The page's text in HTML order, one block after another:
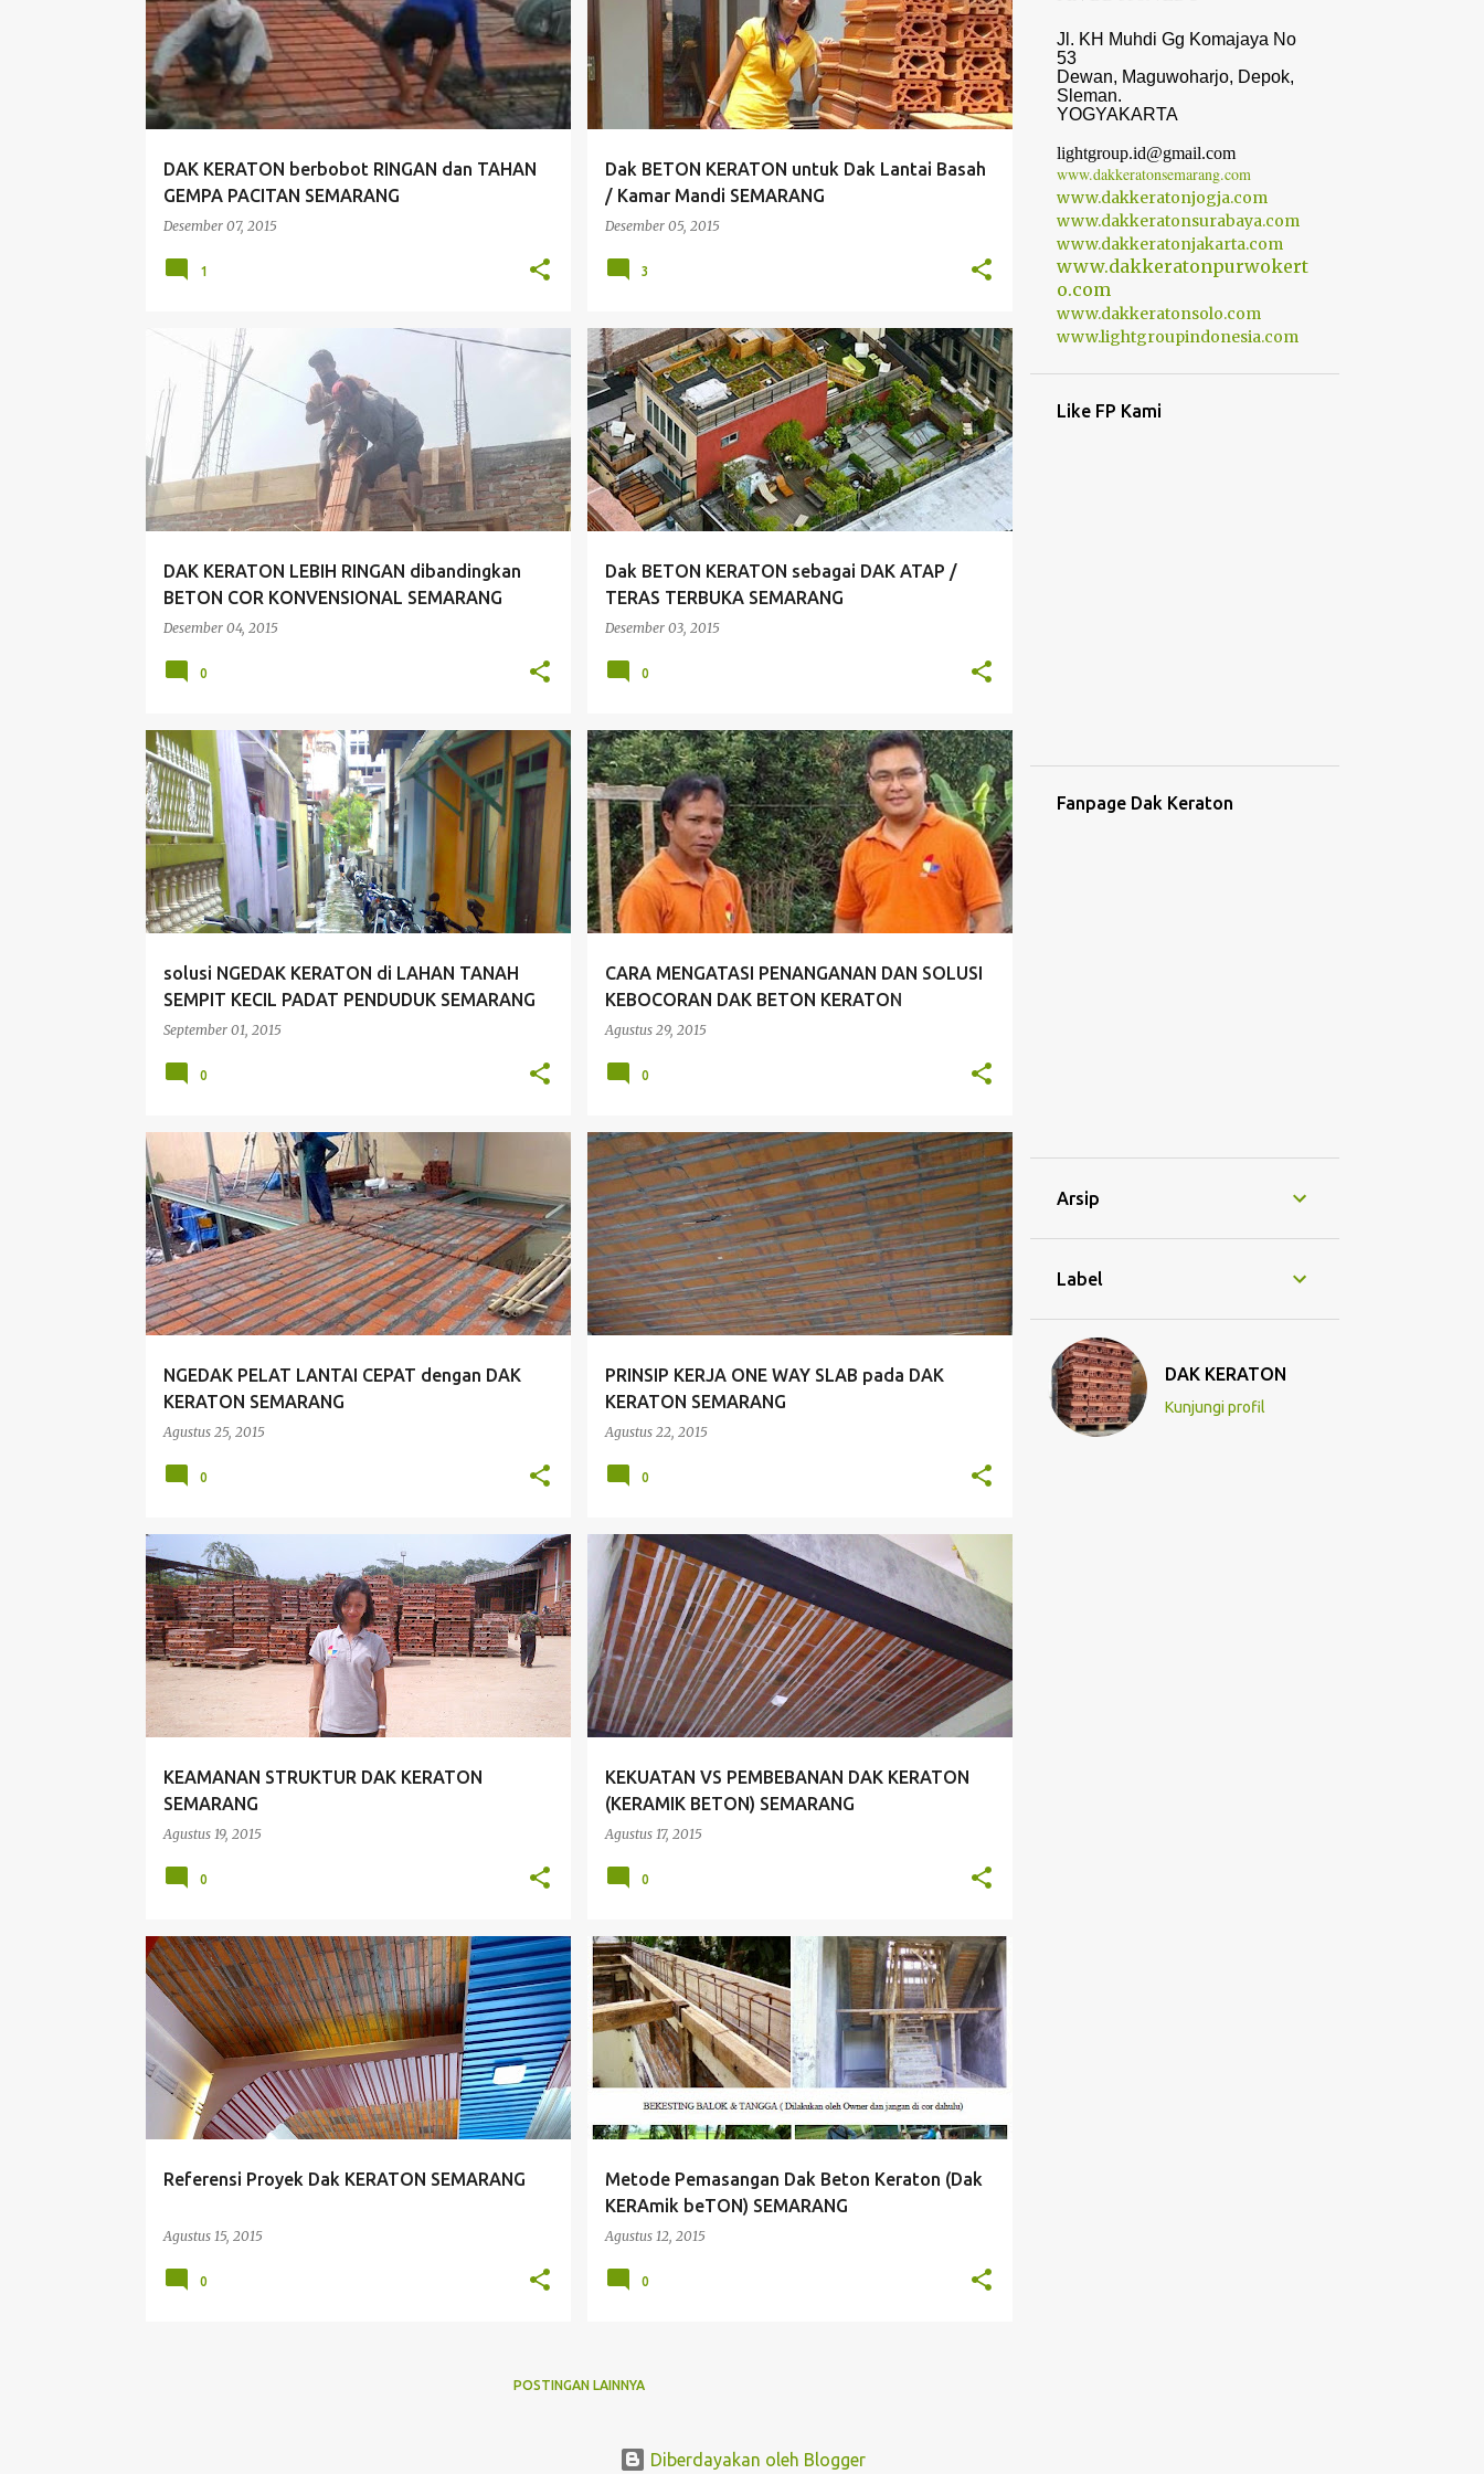
DAK KERATON berbobot RINGAN dan TAHAN
GEMPA PACITAN SEMARANG
Desember 07, 2015
1
Dak BETON KERATON untuk Dak Lantai Basah
/ Kamar Mandi SEMARANG
Desember 05, 2015
3
DAK KERATON LEBIH RINGAN dibandingkan
BETON COR KONVENSIONAL SEMARANG
Desember 04, 2015
BEBAN MATI BETON BERAT
0
Dak BETON KERATON sebagai DAK ATAP /
TERAS TERBUKA SEMARANG
Desember 03, 2015
AIR HUJAN CUACA DAK ATAP DAK BALKON +5
0
solusi NGEDAK KERATON di LAHAN TANAH
SEMPIT KECIL PADAT PENDUDUK SEMARANG
September 01, 2015
AKSES JALAN SEMPIT BETON KERAMIK +7
0
CARA MENGATASI PENANGANAN DAN SOLUSI
KEBOCORAN DAK BETON KERATON
SEMARANG
Agustus 29, 2015
BAGAIMANA CARA MENGATASI DAK BOCOR +5
0
NGEDAK PELAT LANTAI CEPAT dengan DAK
KERATON SEMARANG
Agustus 25, 2015
CEPAT DAK CEPAT EFISIEN WAKTU
0
PRINSIP KERJA ONE WAY SLAB pada DAK
KERATON SEMARANG
Agustus 22, 2015
BETON DAK KERAMIK BETON +5
0
KEAMANAN STRUKTUR DAK KERATON
SEMARANG
Agustus 19, 2015
AMBRUK BANGUNAN AMAN DAK AMAN +10
0
KEKUATAN VS PEMBEBANAN DAK KERATON
(KERAMIK BETON) SEMARANG
Agustus 17, 2015
BENTANGAN INDONESIA KEKUATAN +5
0
Referensi Proyek Dak KERATON SEMARANG
Agustus 15, 2015
ARSITEKTURAL DAK DAK KERATON +11
0
Metode Pemasangan Dak Beton Keraton (Dak
KERAmik beTON) SEMARANG
Agustus 12, 2015
BAGAIMANA MEMASANG DAK KERATON BAIK +7
0
POSTINGAN LAINNYA
Jl. KH Muhdi Gg Komajaya No
53
Dewan, Maguwoharjo, Depok,
Sleman.
YOGYAKARTA
lightgroup.id@gmail.com
www.dakkeratonsemarang.com
www.dakkeratonjogja.com
www.dakkeratonsurabaya.com
www.dakkeratonjakarta.com
www.dakkeratonpurwokert
o.com
www.dakkeratonsolo.com
www.lightgroupindonesia.com
Like FP Kami
Fanpage Dak Keraton
Arsip
Label
DAK KERATON
Kunjungi profil
Diberdayakan oleh Blogger